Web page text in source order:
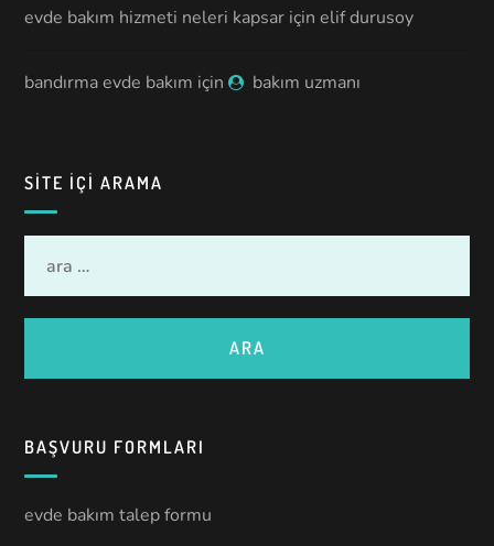
evde bakım hizmeti neleri kapsar içinelif durusoy
bandırma evde bakım için bakım uzmanı
SITE IÇI ARAMA
BAŞVURU FORMLARI
evde bakım talep formu